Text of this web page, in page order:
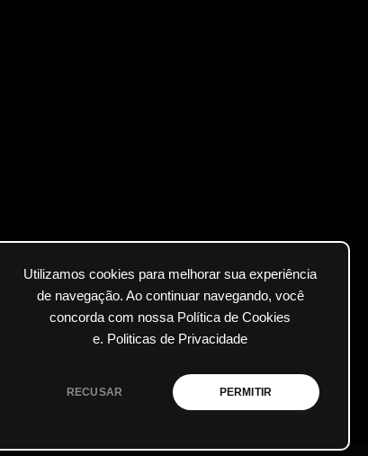
Utilizamos cookies para melhorar sua experiência
de navegação. Ao continuar navegando, você
concorda com nossa Política de Cookies
e. Politicas de Privacidade
RECUSAR PERMITIR